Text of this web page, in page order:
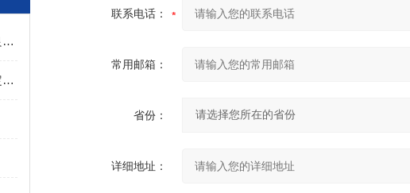
如何保持呼吸空气充填泵的良好工作状态？
呼吸空气充填泵的校准与标定方法
联系电话：
常用邮箱：
省份：
详细地址：